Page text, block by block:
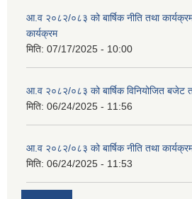
आ.व २०८२/०८३ को बार्षिक नीति तथा
कार्यक्रम
मिति: 07/17/2025 - 10:00
आ.व २०८२/०८३ को बार्षिक विनियोजित बजेट
मिति: 06/24/2025 - 11:56
आ.व २०८२/०८३ को बार्षिक नीति तथा
मिति: 06/24/2025 - 11:53